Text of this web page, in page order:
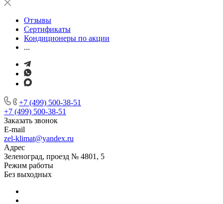
Отзывы
Сертификаты
Кондиционеры по акции
...
+7 (499) 500-38-51
+7 (499) 500-38-51
Заказать звонок
E-mail
zel-klimat@yandex.ru
Адрес
Зеленоград, проезд № 4801, 5
Режим работы
Без выходных